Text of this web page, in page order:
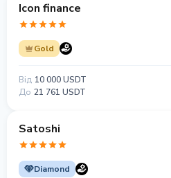
Icon finance
Gold
Від 10 000 USDT
До 21 761 USDT
Satoshi
Diamond